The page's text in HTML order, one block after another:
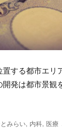
する都市エリ
発は都市景観
で築く次世代
みらい, 内科,医療